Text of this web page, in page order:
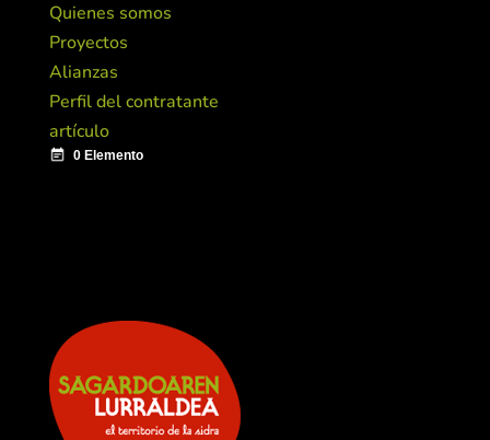
Quienes somos
Proyectos
Alianzas
Perfil del contratante
artículo